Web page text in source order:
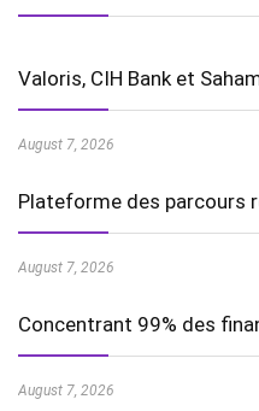
Valoris, CIH Bank et
August 7, 2026
Plateforme des parcours
August 7, 2026
Concentrant 99% des
August 7, 2026